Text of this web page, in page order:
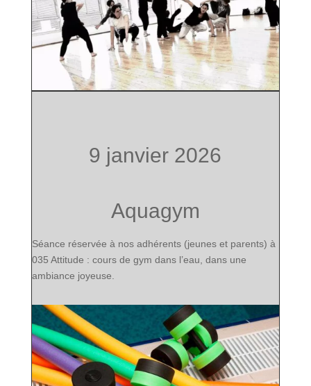
9 janvier 2026
Aquagym
Séance réservée à nos adhérents (jeunes et parents) à
035 Attitude : cours de gym dans l’eau, dans une
ambiance joyeuse.